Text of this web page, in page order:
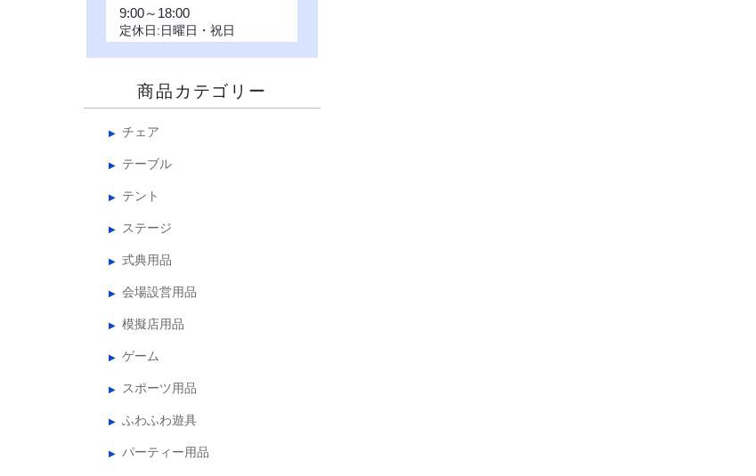
9:00～18:00
定休日:日曜日・祝日
商品カテゴリー
チェア
テーブル
テント
ステージ
式典用品
会場設営用品
模擬店用品
ゲーム
スポーツ用品
ふわふわ遊具
パーティー用品